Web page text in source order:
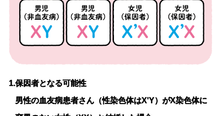
1.保因者となる可能性
男性の血友病患者さん（性染色体はX'Y）がX染色体に